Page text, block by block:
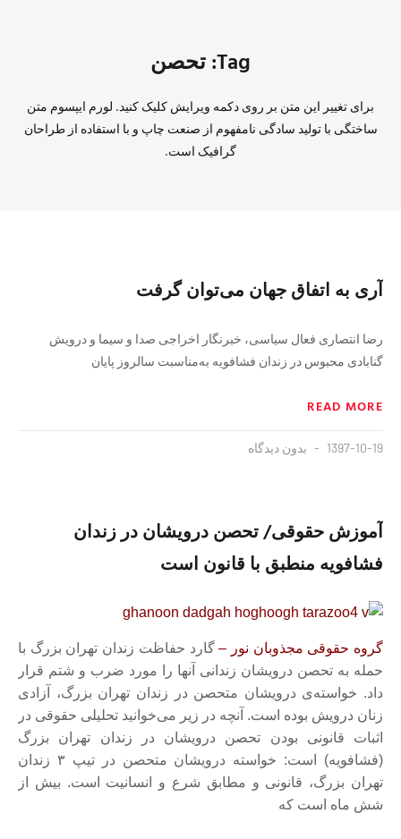
Tag: تحصن
برای تغییر این متن بر روی دکمه ویرایش کلیک کنید. لورم ایپسوم متن
ساختگی با تولید سادگی نامفهوم از صنعت چاپ و با استفاده از طراحان
گرافیک است.
آری به اتفاق جهان می‌توان گرفت
رضا انتصاری فعال سیاسی، خبرنگار اخراجی صدا و سیما و درویش
گنابادی محبوس در زندان فشافویه به‌مناسبت سالروز پایان
READ MORE
1397-10-19 بدون دیدگاه
آموزش حقوقی/ تحصن درویشان در زندان
فشافویه منطبق با قانون است
گروه حقوقی مجذوبان نور –گارد حفاظت زندان تهران بزرگ با
حمله به تحصن درویشان زندانی آنها را مورد ضرب و شتم قرار
داد. خواسته‌ی درویشان متحصن در زندان تهران بزرگ، آزادی
زنان درویش بوده است. آنچه در زیر می‌خوانید تحلیلی حقوقی در
اثبات قانونی بودن تحصن درویشان در زندان تهران بزرگ
(فشافویه) است:
خواسته درویشان متحصن در تیپ ۳ زندان
تهران بزرگ، قانونی و مطابق شرع و انسانیت است. بیش از
شش ماه است که